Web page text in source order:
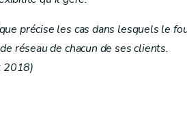
précise les cas dans lesquels le
réseau de chacun de ses clients.
2018)